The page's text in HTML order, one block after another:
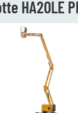
HA20LE